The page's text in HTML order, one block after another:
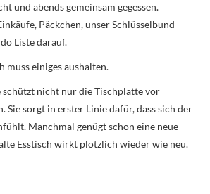
und abends gemeinsam gegessen.
Päckchen, unser Schlüsselbund
Liste darauf.
muss einiges aushalten.
schützt nicht nur die Tischplatte vor
Sie sorgt in erster Linie dafür, dass sich der
Manchmal genügt schon eine neue
Esstisch wirkt plötzlich wieder wie neu.